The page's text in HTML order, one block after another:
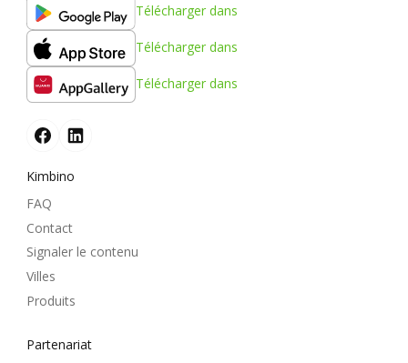
Télécharger dans
Télécharger dans
Télécharger dans
Kimbino
FAQ
Contact
Signaler le contenu
Villes
Produits
Partenariat